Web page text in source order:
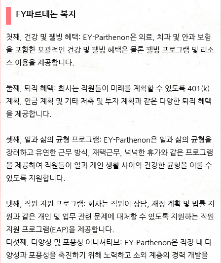
EY파르테논 복지
첫째, 건강 및 웰빙 혜택: EY-Parthenon은 의료, 치과 및 안과 보험
을 포함한 포괄적인 건강 및 웰빙 혜택은 물론 웰빙 프로그램 및 리소
스 이용을 제공합니다.
둘째, 퇴직 혜택: 회사는 직원들이 미래를 계획할 수 있도록 401(k)
계획, 연금 계획 및 기타 저축 및 투자 계획과 같은 다양한 퇴직 혜택
을 제공합니다.
셋째, 일과 삶의 균형 프로그램: EY-Parthenon은 일과 삶의 균형을
장려하고 유연한 근무 방식, 재택근무, 넉넉한 휴가와 같은 프로그램
을 제공하여 직원들이 일과 개인 생활 사이의 건강한 균형을 이룰 수
있도록 지원합니다.
넷째, 직원 지원 프로그램: 회사는 직원이 상담, 재정 계획 및 법률 지
원과 같은 개인 및 업무 관련 문제에 대처할 수 있도록 지원하는 직원
지원 프로그램(EAP)을 제공합니다.
다섯째, 다양성 및 포용성 이니셔티브: EY-Parthenon은 직장 내 다
양성과 포용성을 촉진하기 위해 노력하고 소외 계층의 경력 개발을